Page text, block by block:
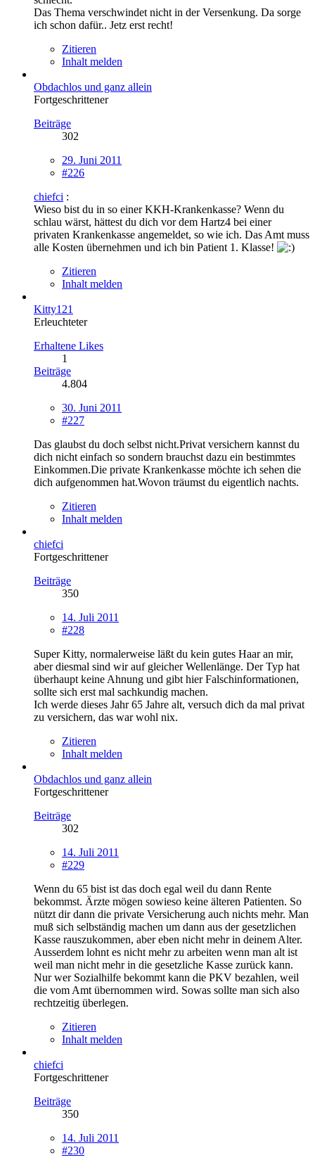
Das Thema verschwindet nicht in der Versenkung. Da sorge
ich schon dafür.. Jetz erst recht!
Zitieren
Inhalt melden
Obdachlos und ganz allein
Fortgeschrittener
Beiträge
302
29. Juni 2011
#226
chiefci :
Wieso bist du in so einer KKH-Krankenkasse? Wenn du
schlau wärst, hättest du dich vor dem Hartz4 bei einer
privaten Krankenkasse angemeldet, so wie ich. Das Amt muss
alle Kosten übernehmen und ich bin Patient 1. Klasse!
Zitieren
Inhalt melden
Kitty121
Erleuchteter
Erhaltene Likes
1
Beiträge
4.804
30. Juni 2011
#227
Das glaubst du doch selbst nicht.Privat versichern kannst du
dich nicht einfach so sondern brauchst dazu ein bestimmtes
Einkommen.Die private Krankenkasse möchte ich sehen die
dich aufgenommen hat.Wovon träumst du eigentlich nachts.
Zitieren
Inhalt melden
chiefci
Fortgeschrittener
Beiträge
350
14. Juli 2011
#228
Super Kitty, normalerweise läßt du kein gutes Haar an mir,
aber diesmal sind wir auf gleicher Wellenlänge. Der Typ hat
überhaupt keine Ahnung und gibt hier Falschinformationen,
sollte sich erst mal sachkundig machen.
Ich werde dieses Jahr 65 Jahre alt, versuch dich da mal privat
zu versichern, das war wohl nix.
Zitieren
Inhalt melden
Obdachlos und ganz allein
Fortgeschrittener
Beiträge
302
14. Juli 2011
#229
Wenn du 65 bist ist das doch egal weil du dann Rente
bekommst. Ärzte mögen sowieso keine älteren Patienten. So
nützt dir dann die private Versicherung auch nichts mehr. Man
muß sich selbständig machen um dann aus der gesetzlichen
Kasse rauszukommen, aber eben nicht mehr in deinem Alter.
Ausserdem lohnt es nicht mehr zu arbeiten wenn man alt ist
weil man nicht mehr in die gesetzliche Kasse zurück kann.
Nur wer Sozialhilfe bekommt kann die PKV bezahlen, weil
die vom Amt übernommen wird. Sowas sollte man sich also
rechtzeitig überlegen.
Zitieren
Inhalt melden
chiefci
Fortgeschrittener
Beiträge
350
14. Juli 2011
#230